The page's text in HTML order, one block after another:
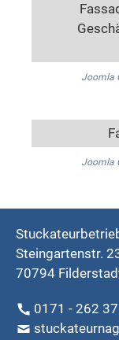
Joomla
Joomla
Steingartenstr.
70794
0171 - 262